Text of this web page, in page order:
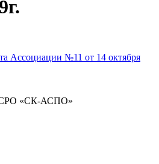
Ассоциации №11 от 14 октября
«СК-АСПО»